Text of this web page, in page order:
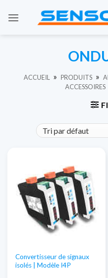
ACCUEIL » PRODUITS »
ACCESSOIRES
Convertisseur de signaux
isolés | Modèle I4P